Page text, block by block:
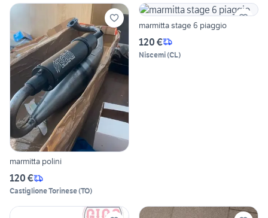
marmitta polini
120 €
Castiglione Torinese(TO)
marmitta stage 6 piaggio
120 €
Niscemi(CL)